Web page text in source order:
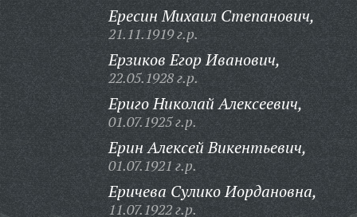
Ересин Михаил Степанович,
21.11.1919 г.р.
Ерзиков Егор Иванович,
22.05.1928 г.р.
Ериго Николай Алексеевич,
01.07.1925 г.р.
Ерин Алексей Викентьевич,
01.07.1921 г.р.
Еричева Сулико Иордановна,
11.07.1922 г.р.